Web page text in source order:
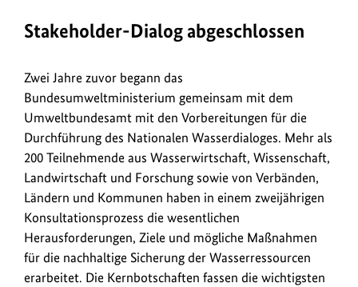
Stakeholder-Dialog abgeschlossen
Zwei Jahre zuvor begann das
Bundesumweltministerium gemeinsam mit dem
Umweltbundesamt mit den Vorbereitungen für die
Durchführung des Nationalen Wasserdialoges. Mehr als
200 Teilnehmende aus Wasserwirtschaft, Wissenschaft,
Landwirtschaft und Forschung sowie von Verbänden,
Ländern und Kommunen haben in einem zweijährigen
Konsultationsprozess die wesentlichen
Herausforderungen, Ziele und mögliche Maßnahmen
für die nachhaltige Sicherung der Wasserressourcen
erarbeitet. Die Kernbotschaften fassen die wichtigsten